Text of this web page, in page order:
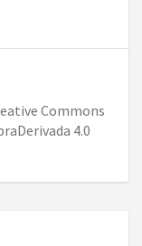
Commons
4.0